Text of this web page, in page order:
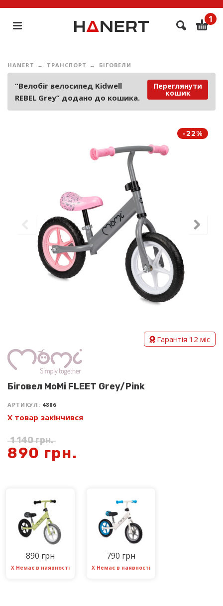
1
HANERT ТРАНСПОРТ БІГОВЕЛИ
“Велобіг велосипед Kidwell
REBEL Grey” додано до кошика.
Переглянути
кошик
-22%
Гарантія 12 міс
Біговел MoMi FLEET Grey/Pink
АРТИКУЛ: 4886
Х товар закінчився
1 140грн.
890 грн.
890 грн
Х Немає в наявності
790 грн
Х Немає в наявності